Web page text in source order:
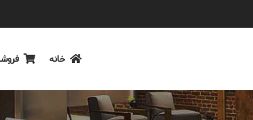
خانه